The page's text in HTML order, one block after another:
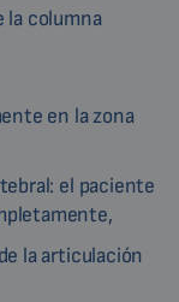
la columna
en la zona
el paciente
la articulación